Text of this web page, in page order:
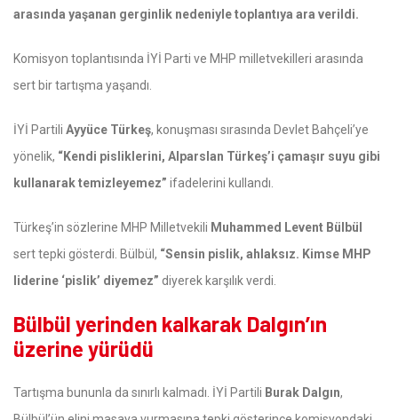
arasında yaşanan gerginlik nedeniyle toplantıya ara verildi.
Komisyon toplantısında İYİ Parti ve MHP milletvekilleri arasında
sert bir tartışma yaşandı.
İYİ Partili Ayyüce Türkeş, konuşması sırasında Devlet Bahçeli’ye
yönelik, “Kendi pisliklerini, Alparslan Türkeş’i çamaşır suyu gibi
kullanarak temizleyemez” ifadelerini kullandı.
Türkeş’in sözlerine MHP Milletvekili Muhammed Levent Bülbül
sert tepki gösterdi. Bülbül, “Sensin pislik, ahlaksız. Kimse MHP
liderine ‘pislik’ diyemez” diyerek karşılık verdi.
Bülbül yerinden kalkarak Dalgın’ın
üzerine yürüdü
Tartışma bununla da sınırlı kalmadı. İYİ Partili Burak Dalgın,